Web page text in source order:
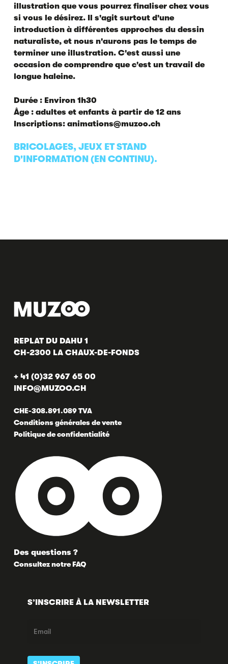
illustration que vous pourrez finaliser chez vous
si vous le désirez. Il s'agit surtout d'une
introduction à différentes approches du dessin
naturaliste, et nous n'aurons pas le temps de
terminer une illustration. C'est aussi une
occasion de comprendre que c'est un travail de
longue haleine.
Durée : Environ 1h30
Âge : adultes et enfants à partir de 12 ans
Inscriptions: animations@muzoo.ch
BRICOLAGES, JEUX ET STAND
D'INFORMATION (EN CONTINU).
REPLAT DU DAHU 1
CH-2300 LA CHAUX-DE-FONDS
+ 41 (0)32 967 65 00
INFO@MUZOO.CH
CHE-308.891.089 TVA
Conditions générales de vente
Politique de confidentialité
Des questions ?
Consultez notre FAQ
S’INSCRIRE À LA NEWSLETTER